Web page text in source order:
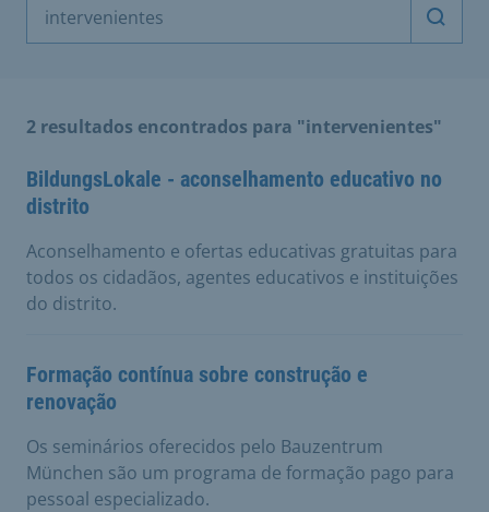
2 resultados encontrados para "intervenientes"
BildungsLokale - aconselhamento educativo no
distrito
Aconselhamento e ofertas educativas gratuitas para
todos os cidadãos, agentes educativos e instituições
do distrito.
Formação contínua sobre construção e
renovação
Os seminários oferecidos pelo Bauzentrum
München são um programa de formação pago para
pessoal especializado.